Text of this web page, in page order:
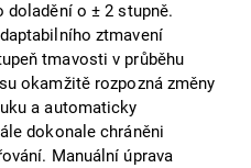
o ± 2 stupně.
ztmavení
tmavosti v průběhu
okamžitě rozpozná změny
a automaticky
dokonale chráněni
Manuální úprava